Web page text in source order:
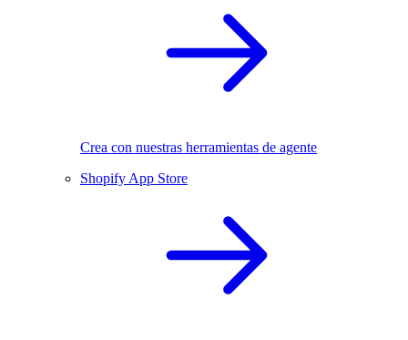
Crea con nuestras herramientas de agente
Shopify App Store